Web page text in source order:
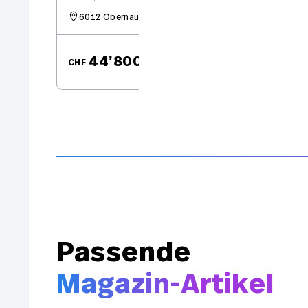
6012 Obernau
CHF 44’800.–OMODA
Passende
Magazin-Artikel